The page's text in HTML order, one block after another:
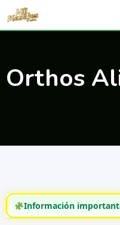
Saltar
Orthos
Información